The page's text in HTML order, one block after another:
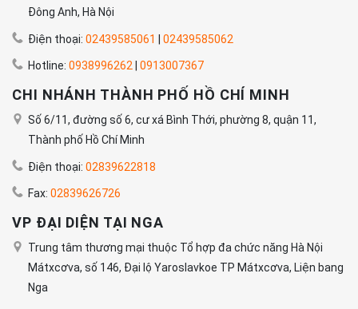
Đông Anh, Hà Nội
Điện thoại: 02439585061 02439585062
Hotline: 0938996262 0913007367
CHI NHÁNH THÀNH PHỐ HỒ CHÍ MINH
Số 6/11, đường số 6, cư xá Bình Thới, phường 8, quận 11,
Thành phố Hồ Chí Minh
Điện thoại: 02839622818
Fax: 02839626726
VP ĐẠI DIỆN TẠI NGA
Trung tâm thương mại thuộc Tổ hợp đa chức năng Hà Nội
Mátxcơva, số 146, Đại lộ Yaroslavkoe TP Mátxcơva, Liện bang
Nga